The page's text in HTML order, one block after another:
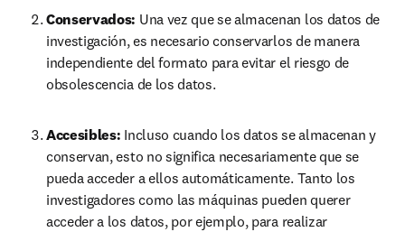
Conservados: Una vez que se almacenan los datos de
investigación, es necesario conservarlos de manera
independiente del formato para evitar el riesgo de
obsolescencia de los datos.
Accesibles: Incluso cuando los datos se almacenan y
conservan, esto no significa necesariamente que se
pueda acceder a ellos automáticamente. Tanto los
investigadores como las máquinas pueden querer
acceder a los datos, por ejemplo, para realizar